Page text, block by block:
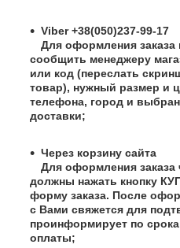
Viber +38(050)237-99-17
Для оформления
сообщить менеджеру
или код (переслать
товар), нужный размер и
телефона, город и
доставки;
Через корзину сайта
Для оформления заказа
должны нажать кнопку
форму заказа. После
с Вами свяжется для
проинформирует по
оплаты;